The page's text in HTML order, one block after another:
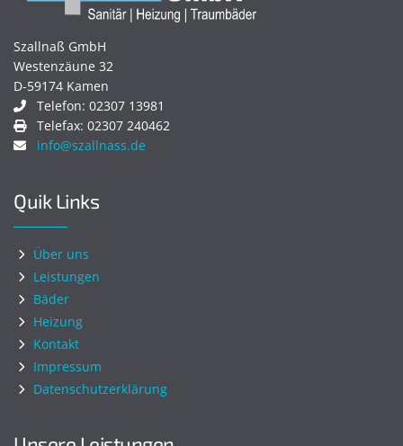
Szallnaß GmbH
Westenzäune 32
D-59174 Kamen
Telefon: 02307 13981
Telefax: 02307 240462
info@szallnass.de
Quik Links
Über uns
Leistungen
Bäder
Heizung
Kontakt
Impressum
Datenschutzerklärung